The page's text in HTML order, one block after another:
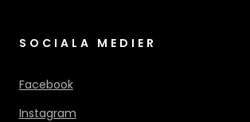
SOCIALA MEDIER
Facebook
Instagram